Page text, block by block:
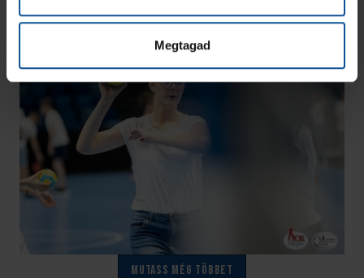
Megtagad
Mutass még többet